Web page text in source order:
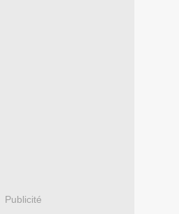
Publicité